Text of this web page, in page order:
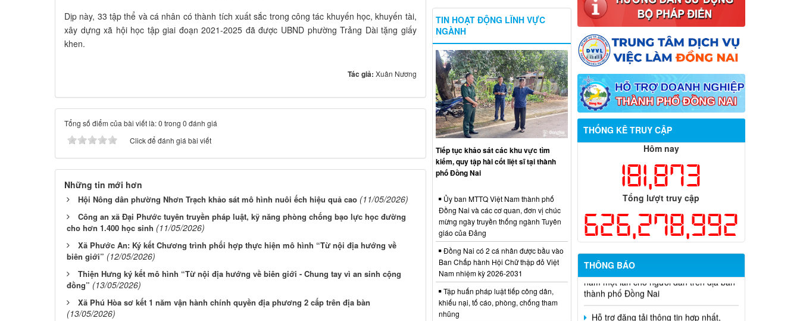
Dịp này, 33 tập thể và cá nhân có thành tích xuất sắc trong công tác khuyến học, khuyến tài,
xây dựng xã hội học tập giai đoạn 2021-2025 đã được UBND phường Trảng Dài tặng giấy
khen.
Tác giả: Xuân Nương
Tổng số điểm của bài viết là: 0 trong 0 đánh giá
Click để đánh giá bài viết
Những tin mới hơn
Hội Nông dân phường Nhơn Trạch khảo sát mô hình nuôi ếch hiệu quả cao (11/05/2026)
Công an xã Đại Phước tuyên truyền pháp luật, kỹ năng phòng chống bạo lực học đường
cho hơn 1.400 học sinh (11/05/2026)
Xã Phước An: Ký kết Chương trình phối hợp thực hiện mô hình “Từ nội địa hướng về
biên giới” (12/05/2026)
Thiện Hưng ký kết mô hình “Từ nội địa hướng về biên giới - Chung tay vì an sinh cộng
đồng” (13/05/2026)
Xã Phú Hòa sơ kết 1 năm vận hành chính quyền địa phương 2 cấp trên địa bàn
(13/05/2026)
THỐNG KÊ TRUY CẬP
Hôm nay
181,873
Tổng lượt truy cập
626,278,992
THÔNG BÁO
Thông báo về việc tuyển dụng viên
chức năm 2026
Thông báo tuyển chọn tổ chức và cá
nhân chủ trì thực hiện nhiệm vụ khoa
học và công nghệ cấp thành phố sử
dụng ngân sách nhà nước đặt hàng thực
hiện năm 2026 (đợt 1) lần 3
Kế hoạch Thông tin, tuyên truyền triển
khai Kế hoạch Khám sức khỏe định kỳ
hoặc khám sàng lọc miễn phí ít nhất mỗi
năm một lần cho người dân trên địa bàn
thành phố Đồng Nai
Hỗ trợ đăng tải thông tin hợp nhất,
thay đổi địa chỉ trụ sở làm việc
TIN HOẠT ĐỘNG LĨNH VỰC
NGÀNH
Tiếp tục khảo sát các khu vực tìm
kiếm, quy tập hài cốt liệt sĩ tại thành
phố Đồng Nai
Ủy ban MTTQ Việt Nam thành phố
Đồng Nai và các cơ quan, đơn vị chúc
mừng ngày truyền thống ngành Tuyên
giáo của Đảng
Đồng Nai có 2 cá nhân được bầu vào
Ban Chấp hành Hội Chữ thập đỏ Việt
Nam nhiệm kỳ 2026-2031
Tập huấn pháp luật tiếp công dân,
khiếu nại, tố cáo, phòng, chống tham
nhũng